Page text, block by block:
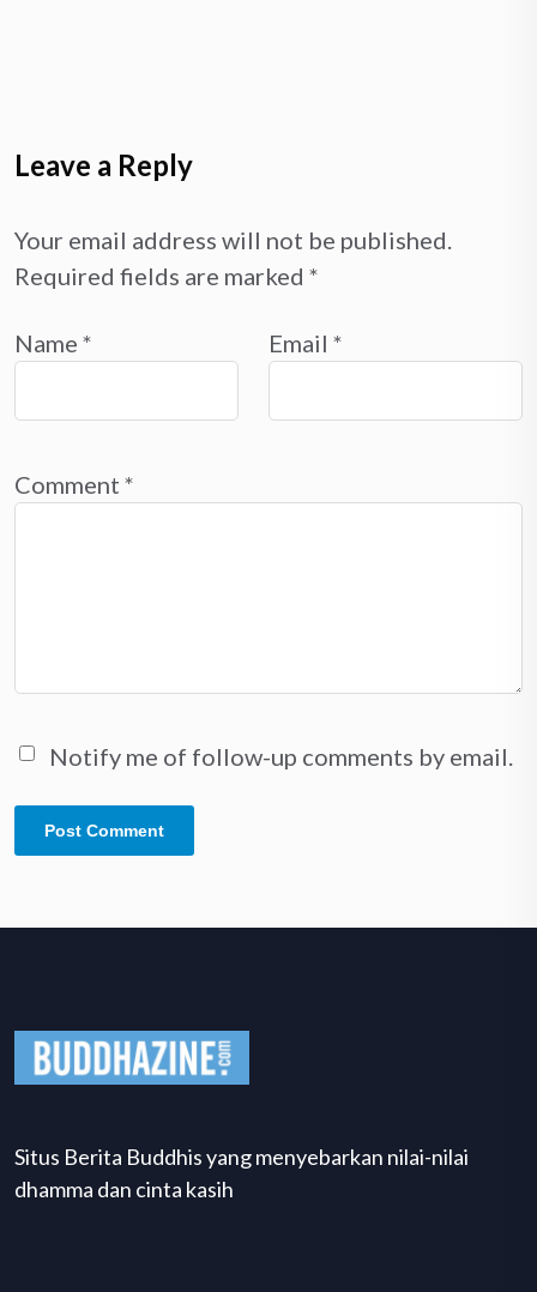
Leave a Reply
Your email address will not be published.
Required fields are marked *
Name * Email *
Comment *
Notify me of follow-up comments by email.
Situs Berita Buddhis yang menyebarkan nilai-nilai
dhamma dan cinta kasih